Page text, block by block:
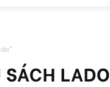
SÁCH LADO